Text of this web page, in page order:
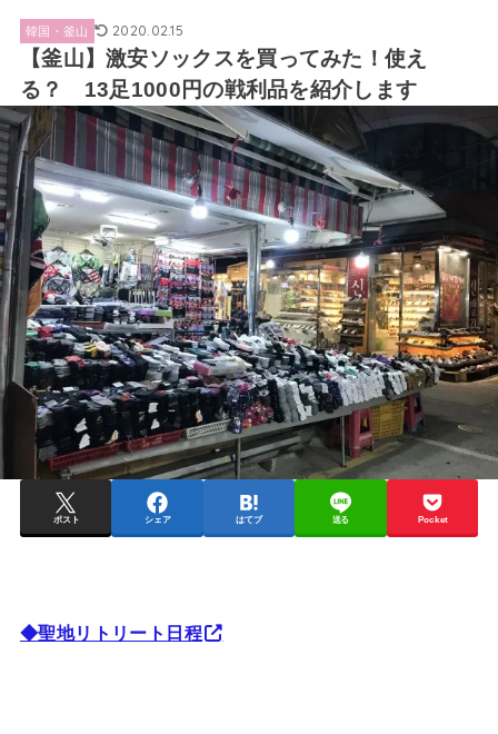
韓国・釜山 2020.02.15
【釜山】激安ソックスを買ってみた！使え
る？ 13足1000円の戦利品を紹介します
ポスト シェア はてブ 送る Pocket
◆聖地リトリート日程